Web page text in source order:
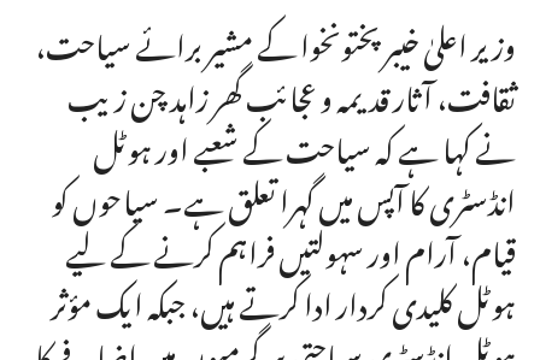
وزیر اعلیٰ خیبر پختونخوا کے مشیر برائے سیاحت،
ثقافت، آثار قدیمہ و عجائب گھر زاہد چن زیب
نے کہا ہے کہ سیاحت کے شعبے اور ہوٹل
انڈسٹری کا آپس میں گہرا تعلق ہے۔ سیاحوں کو
قیام، آرام اور سہولتیں فراہم کرنے کے لیے
ہوٹل کلیدی کردار ادا کرتے ہیں، جبکہ ایک مؤثر